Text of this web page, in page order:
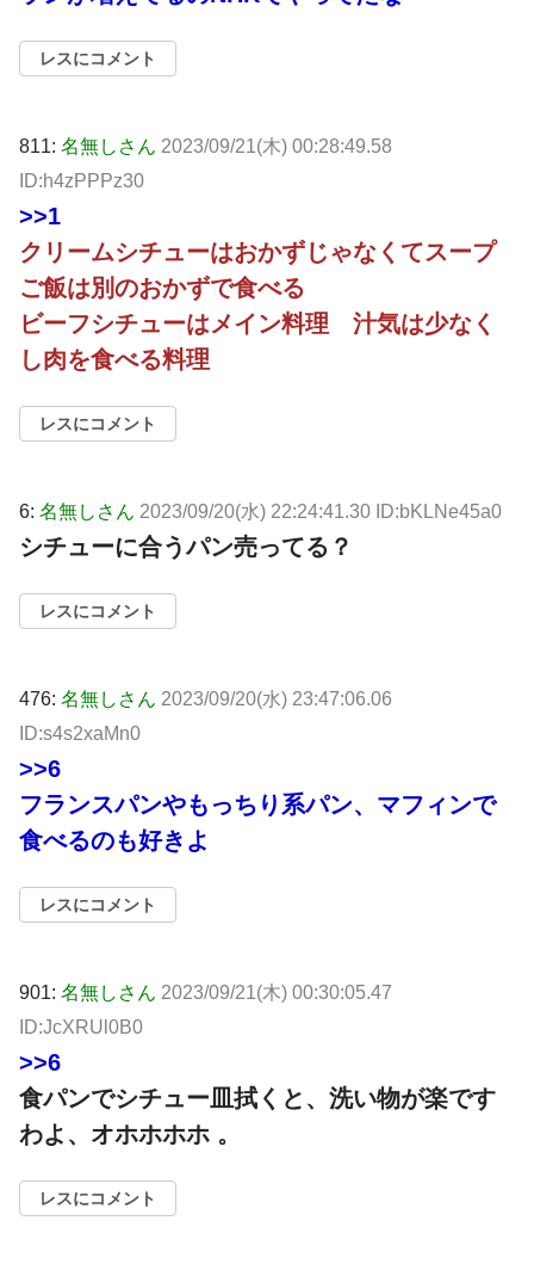
レスにコメント
811: 名無しさん 2023/09/21(木) 00:28:49.58
ID:h4zPPPz30
>>1
クリームシチューはおかずじゃなくてスープ
ご飯は別のおかずで食べる
ビーフシチューはメイン料理 汁気は少なく
し肉を食べる料理
レスにコメント
6: 名無しさん 2023/09/20(水) 22:24:41.30 ID:bKLNe45a0
シチューに合うパン売ってる？
レスにコメント
476: 名無しさん 2023/09/20(水) 23:47:06.06
ID:s4s2xaMn0
>>6
フランスパンやもっちり系パン、マフィンで
食べるのも好きよ
レスにコメント
901: 名無しさん 2023/09/21(木) 00:30:05.47
ID:JcXRUl0B0
>>6
食パンでシチュー皿拭くと、洗い物が楽です
わよ、オホホホホ 。
レスにコメント